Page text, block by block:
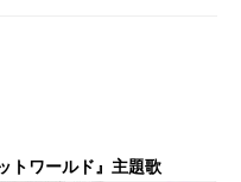
トワールド』主題歌